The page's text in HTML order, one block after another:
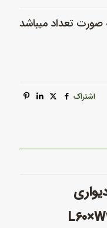
تعداد میباشد
اشتراک